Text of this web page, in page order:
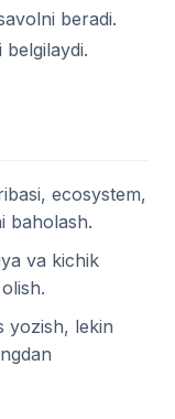
beradi.
ecosystem,
baholash.
va kichik
yozish, lekin